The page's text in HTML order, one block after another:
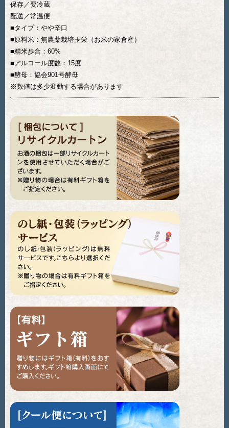
保存／要冷蔵
配送／常温便
■タイプ：やや辛口
■原料米：無農薬栽培玉栄（お米の家倉産）
■精米歩合：60%
■アルコール度数：15度
■酵母：協会901号酵母
※数値は多少変動する場合があります